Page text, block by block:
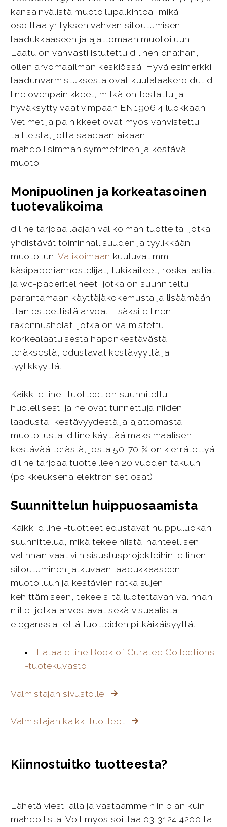
kansainvälistä muotoilupalkintoa, mikä
osoittaa yrityksen vahvan sitoutumisen
laadukkaaseen ja ajattomaan muotoiluun.
Laatu on vahvasti istutettu d linen dna:han,
ollen arvomaailman keskiössä. Hyvä esimerkki
laadunvarmistuksesta ovat kuulalaakeroidut d
line ovenpainikkeet, mitkä on testattu ja
hyväksytty vaativimpaan EN1906 4 luokkaan.
Vetimet ja painikkeet ovat myös vahvistettu
taitteista, jotta saadaan aikaan
mahdollisimman symmetrinen ja kestävä
muoto.
Monipuolinen ja korkeatasoinen
tuotevalikoima
d line tarjoaa laajan valikoiman tuotteita, jotka
yhdistävät toiminnallisuuden ja tyylikkään
muotoilun.Valikoimaan kuuluvat mm.
käsipaperiannostelijat, tukikaiteet, roska-astiat
ja wc-paperitelineet, jotka on suunniteltu
parantamaan käyttäjäkokemusta ja lisäämään
tilan esteettistä arvoa. Lisäksi d linen
rakennushelat, jotka on valmistettu
korkealaatuisesta haponkestävästä
teräksestä, edustavat kestävyyttä ja
tyylikkyyttä.
Kaikki d line -tuotteet on suunniteltu
huolellisesti ja ne ovat tunnettuja niiden
laadusta, kestävyydestä ja ajattomasta
muotoilusta. d line käyttää maksimaalisen
kestävää terästä, josta 50-70 % on kierrätettyä.
d line tarjoaa tuotteilleen 20 vuoden takuun
(poikkeuksena elektroniset osat).
Suunnittelun huippuosaamista
Kaikki d line -tuotteet edustavat huippuluokan
suunnittelua, mikä tekee niistä ihanteellisen
valinnan vaativiin sisustusprojekteihin. d linen
sitoutuminen jatkuvaan laadukkaaseen
muotoiluun ja kestävien ratkaisujen
kehittämiseen, tekee siitä luotettavan valinnan
niille, jotka arvostavat sekä visuaalista
eleganssia, että tuotteiden pitkäikäisyyttä.
Lataa d line Book of Curated Collections
-tuotekuvasto
Valmistajan sivustolle
Valmistajan kaikki tuotteet
Kiinnostuitko tuotteesta?
Lähetä viesti alla ja vastaamme niin pian kuin
mahdollista. Voit myös soittaa 03-3124 4200 tai